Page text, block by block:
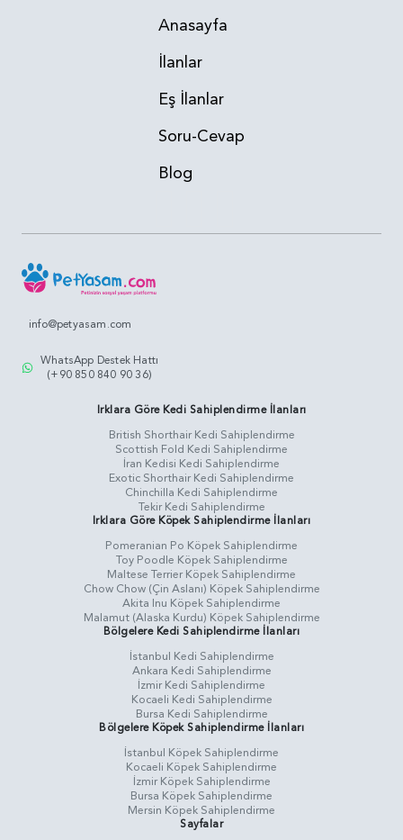
Anasayfa
İlanlar
Eş İlanlar
Soru-Cevap
Blog
info@petyasam.com
WhatsApp Destek Hattı
(+90 850 840 90 36)
Irklara Göre Kedi Sahiplendirme İlanları
British Shorthair Kedi Sahiplendirme
Scottish Fold Kedi Sahiplendirme
İran Kedisi Kedi Sahiplendirme
Exotic Shorthair Kedi Sahiplendirme
Chinchilla Kedi Sahiplendirme
Tekir Kedi Sahiplendirme
Irklara Göre Köpek Sahiplendirme İlanları
Pomeranian Po Köpek Sahiplendirme
Toy Poodle Köpek Sahiplendirme
Maltese Terrier Köpek Sahiplendirme
Chow Chow (Çin Aslanı) Köpek Sahiplendirme
Akita Inu Köpek Sahiplendirme
Malamut (Alaska Kurdu) Köpek Sahiplendirme
Bölgelere Kedi Sahiplendirme İlanları
İstanbul Kedi Sahiplendirme
Ankara Kedi Sahiplendirme
İzmir Kedi Sahiplendirme
Kocaeli Kedi Sahiplendirme
Bursa Kedi Sahiplendirme
Bölgelere Köpek Sahiplendirme İlanları
İstanbul Köpek Sahiplendirme
Kocaeli Köpek Sahiplendirme
İzmir Köpek Sahiplendirme
Bursa Köpek Sahiplendirme
Mersin Köpek Sahiplendirme
Sayfalar